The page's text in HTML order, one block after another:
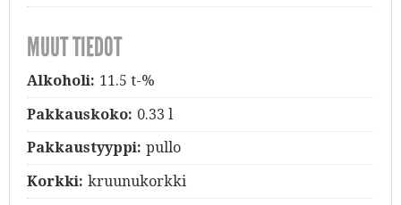
MUUT TIEDOT
Alkoholi: 11.5 t-%
Pakkauskoko: 0.33 l
Pakkaustyyppi: pullo
Korkki: kruunukorkki